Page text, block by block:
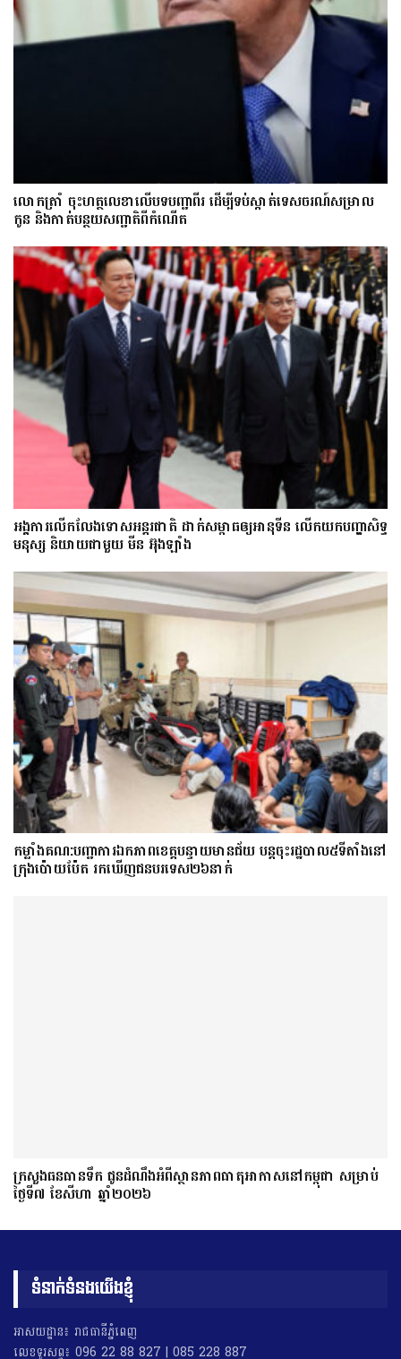
លោក​ត្រាំ ចុះហត្ថលេខាលើបទបញ្ជាពីរ ដើម្បីទប់ស្កាត់ទេស​ចរណ៍សម្រាល
កូន និងកាត់បន្ថយសញ្ជាតិពីកំណើត
អង្គការលើកលែងទោសអន្តរជាតិ ដាក់សម្ពាធឲ្យអានុទីន លើកយកបញ្ហាសិទ្ធ
មនុស្ស និយាយជាមួយ មីន អ៊ុងឡាំង
កម្លាំងគណ:បញ្ជាការឯកភាពខេត្តបន្ទាយមានជ័យ បន្តចុះរដ្ឋបាល៥ទីតាំងនៅ
ក្រុងប៉ោយប៉ែត រកឃើញជនបរទេស២៦នាក់
ក្រសួងធនធានទឹក ជូនដំណឹងអំពីស្ថានភាពធាតុអាកាសនៅកម្ពុជា សម្រាប់
ថ្ងៃទី៧ ខែសីហា ឆ្នាំ២០២៦
ទំនាក់ទំនងយើងខ្ញុំ
អាសយដ្ឋាន៖ រាជធានីភ្នំពេញ
លេខទូរសព្ទ៖ 096 22 88 827 | 085 228 887